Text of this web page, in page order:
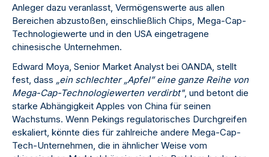
Anleger dazu veranlasst, Vermögenswerte aus allen
Bereichen abzustoßen, einschließlich Chips, Mega-Cap-
Technologiewerte und in den USA eingetragene
chinesische Unternehmen.
Edward Moya, Senior Market Analyst bei OANDA, stellt
fest, dass „ein schlechter „Apfel” eine ganze Reihe von
Mega-Cap-Technologiewerten verdirbt", und betont die
starke Abhängigkeit Apples von China für seinen
Wachstums. Wenn Pekings regulatorisches Durchgreifen
eskaliert, könnte dies für zahlreiche andere Mega-Cap-
Tech-Unternehmen, die in ähnlicher Weise vom